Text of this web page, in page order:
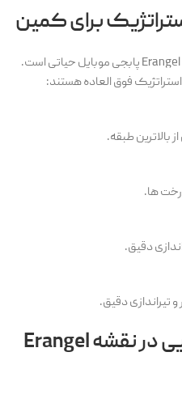
برای کمین
کمین و استفاده از پوشش ها در نقشه Erangel پابجی موبایل حیاتی است.
فوق العاده هستند:
بالاترین طبقه.
ها.
دقیق.
و تیراندازی دقیق.
وسایل نقلیه و جابجایی در نقشه Erangel